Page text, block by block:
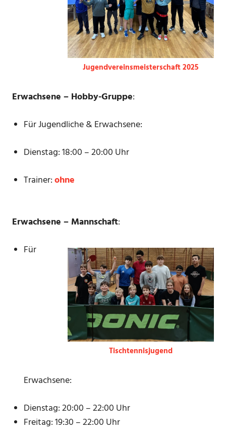
Jugendvereinsmeisterschaft 2025
Erwachsene – Hobby-Gruppe:
Für Jugendliche & Erwachsene:
Dienstag: 18:00 – 20:00 Uhr
Trainer:ohne
Erwachsene – Mannschaft:
Tischtennisjugend
Für
Erwachsene:
Dienstag: 20:00 – 22:00 Uhr
Freitag: 19:30 – 22:00 Uhr